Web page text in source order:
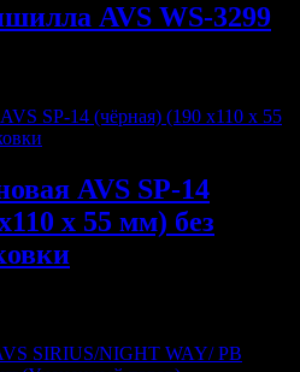
AVS WS-3299
AVS SP-14
x 55 мм) без